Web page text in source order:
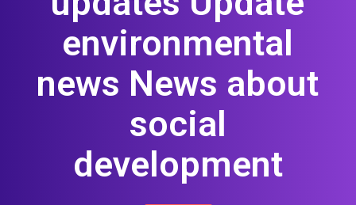
environmental
news News about
social
development